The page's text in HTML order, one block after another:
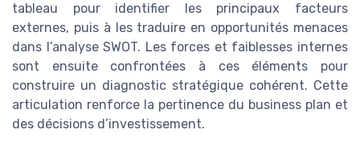
tableau pour identifier les principaux facteurs
externes, puis à les traduire en opportunités menaces
dans l’analyse SWOT. Les forces et faiblesses internes
sont ensuite confrontées à ces éléments pour
construire un diagnostic stratégique cohérent. Cette
articulation renforce la pertinence du business plan et
des décisions d’investissement.